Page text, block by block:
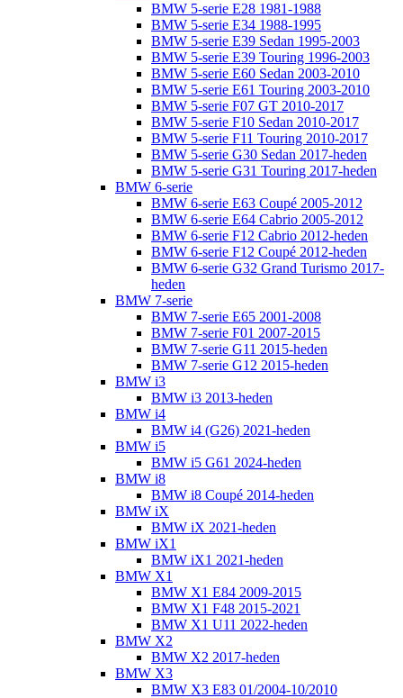
BMW 5-serie E28 1981-1988
BMW 5-serie E34 1988-1995
BMW 5-serie E39 Sedan 1995-2003
BMW 5-serie E39 Touring 1996-2003
BMW 5-serie E60 Sedan 2003-2010
BMW 5-serie E61 Touring 2003-2010
BMW 5-serie F07 GT 2010-2017
BMW 5-serie F10 Sedan 2010-2017
BMW 5-serie F11 Touring 2010-2017
BMW 5-serie G30 Sedan 2017-heden
BMW 5-serie G31 Touring 2017-heden
BMW 6-serie
BMW 6-serie E63 Coupé 2005-2012
BMW 6-serie E64 Cabrio 2005-2012
BMW 6-serie F12 Cabrio 2012-heden
BMW 6-serie F12 Coupé 2012-heden
BMW 6-serie G32 Grand Turismo 2017-
heden
BMW 7-serie
BMW 7-serie E65 2001-2008
BMW 7-serie F01 2007-2015
BMW 7-serie G11 2015-heden
BMW 7-serie G12 2015-heden
BMW i3
BMW i3 2013-heden
BMW i4
BMW i4 (G26) 2021-heden
BMW i5
BMW i5 G61 2024-heden
BMW i8
BMW i8 Coupé 2014-heden
BMW iX
BMW iX 2021-heden
BMW iX1
BMW iX1 2021-heden
BMW X1
BMW X1 E84 2009-2015
BMW X1 F48 2015-2021
BMW X1 U11 2022-heden
BMW X2
BMW X2 2017-heden
BMW X3
BMW X3 E83 01/2004-10/2010